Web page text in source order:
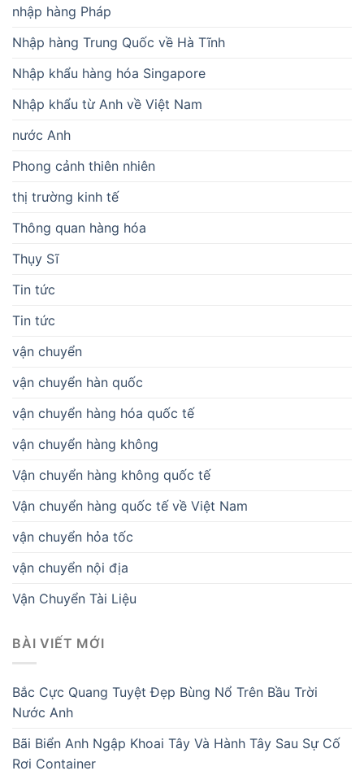
nhập hàng Pháp
Nhập hàng Trung Quốc về Hà Tĩnh
Nhập khẩu hàng hóa Singapore
Nhập khẩu từ Anh về Việt Nam
nước Anh
Phong cảnh thiên nhiên
thị trường kinh tế
Thông quan hàng hóa
Thụy Sĩ
Tin tức
Tin tức
vận chuyển
vận chuyển hàn quốc
vận chuyển hàng hóa quốc tế
vận chuyển hàng không
Vận chuyển hàng không quốc tế
Vận chuyển hàng quốc tế về Việt Nam
vận chuyển hỏa tốc
vận chuyển nội địa
Vận Chuyển Tài Liệu
BÀI VIẾT MỚI
Bắc Cực Quang Tuyệt Đẹp Bùng Nổ Trên Bầu Trời
Nước Anh
Bãi Biển Anh Ngập Khoai Tây Và Hành Tây Sau Sự Cố
Rơi Container